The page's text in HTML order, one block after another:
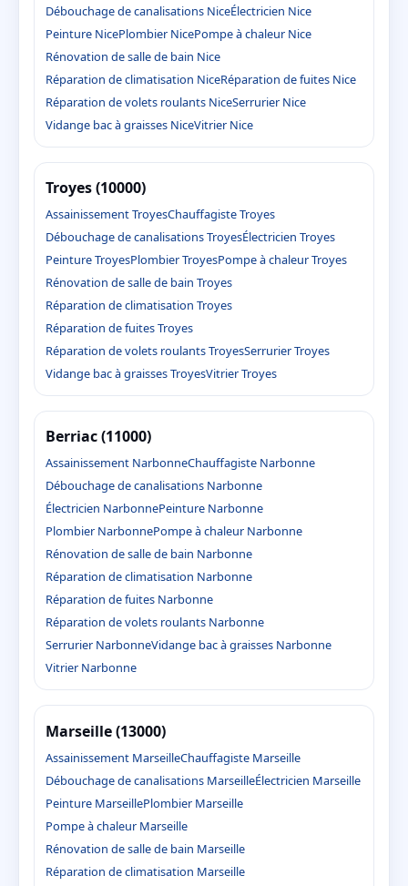
Débouchage de canalisations NiceÉlectricien Nice
Peinture NicePlombier NicePompe à chaleur Nice
Rénovation de salle de bain Nice
Réparation de climatisation NiceRéparation de fuites Nice
Réparation de volets roulants NiceSerrurier Nice
Vidange bac à graisses NiceVitrier Nice
Troyes (10000)
Assainissement TroyesChauffagiste Troyes
Débouchage de canalisations TroyesÉlectricien Troyes
Peinture TroyesPlombier TroyesPompe à chaleur Troyes
Rénovation de salle de bain Troyes
Réparation de climatisation Troyes
Réparation de fuites Troyes
Réparation de volets roulants TroyesSerrurier Troyes
Vidange bac à graisses TroyesVitrier Troyes
Berriac (11000)
Assainissement NarbonneChauffagiste Narbonne
Débouchage de canalisations Narbonne
Électricien NarbonnePeinture Narbonne
Plombier NarbonnePompe à chaleur Narbonne
Rénovation de salle de bain Narbonne
Réparation de climatisation Narbonne
Réparation de fuites Narbonne
Réparation de volets roulants Narbonne
Serrurier NarbonneVidange bac à graisses Narbonne
Vitrier Narbonne
Marseille (13000)
Assainissement MarseilleChauffagiste Marseille
Débouchage de canalisations MarseilleÉlectricien Marseille
Peinture MarseillePlombier Marseille
Pompe à chaleur Marseille
Rénovation de salle de bain Marseille
Réparation de climatisation Marseille